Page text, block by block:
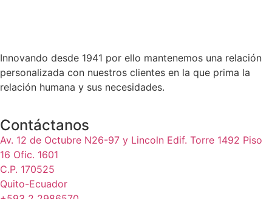
Innovando desde 1941 por ello mantenemos una relación
personalizada con nuestros clientes en la que prima la
relación humana y sus necesidades.
Contáctanos
Av. 12 de Octubre N26-97 y Lincoln Edif. Torre 1492 Piso
16 Ofic. 1601
C.P. 170525
Quito-Ecuador